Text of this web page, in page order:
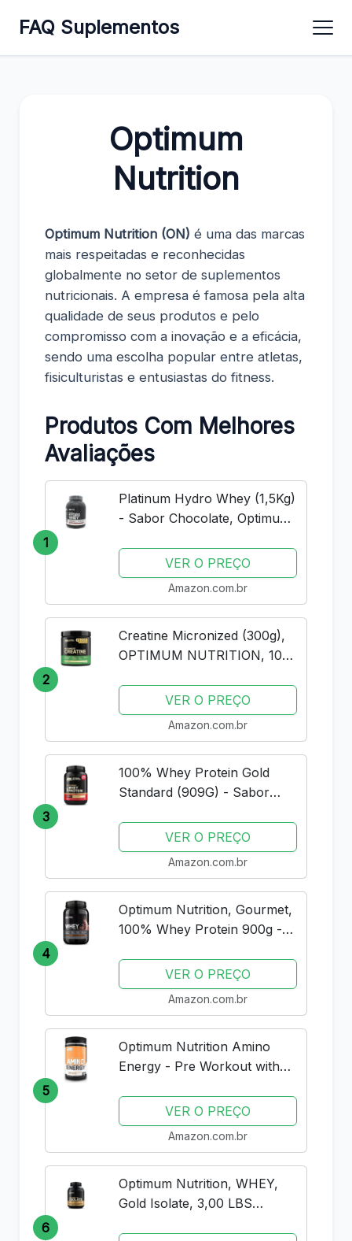
FAQ Suplementos
Optimum
Nutrition
Optimum Nutrition (ON) é uma das marcas
mais respeitadas e reconhecidas
globalmente no setor de suplementos
nutricionais. A empresa é famosa pela alta
qualidade de seus produtos e pelo
compromisso com a inovação e a eficácia,
sendo uma escolha popular entre atletas,
fisiculturistas e entusiastas do fitness.
Produtos Com Melhores
Avaliações
1
Platinum Hydro Whey (1,5Kg)
- Sabor Chocolate, Optimum
VER O PREÇO
Amazon.com.br
2
Creatine Micronized (300g),
OPTIMUM NUTRITION, 100
VER O PREÇO
Amazon.com.br
3
100% Whey Protein Gold
Standard (909G) - Sabor
NutritionVER O PREÇO
Amazon.com.br
4
Optimum Nutrition, Gourmet,
100% Whey Protein 900g -
VER O PREÇO
Amazon.com.br
5
Optimum Nutrition Amino
Energy - Pre Workout with
Acids, Keto Friendly, Green
Coffee Extract, Energy
Powder - Peach Lemonade,
30 Servings
VER O PREÇO
Amazon.com.br
6
Optimum Nutrition, WHEY,
Gold Isolate, 3,00 LBS